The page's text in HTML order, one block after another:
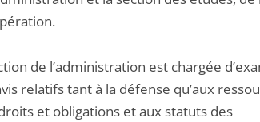
de l’administration est chargée
relatifs tant à la défense qu’aux
et obligations et aux statuts des